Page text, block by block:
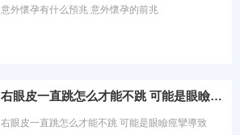
意外懷孕有什么預兆 意外懷孕的前兆
右眼皮一直跳怎么才能不跳 可能是眼瞼痙攣導致
右眼皮一直跳怎么才能不跳 可能是眼瞼痙攣導致